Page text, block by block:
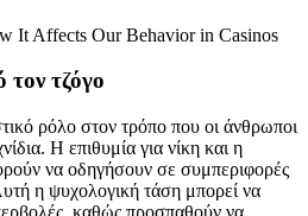
It Affects Our Behavior in Casinos
τζόγο
ρόλο στον τρόπο που οι άνθρωποι
Η επιθυμία για νίκη και η
να οδηγήσουν σε συμπεριφορές
η ψυχολογική τάση μπορεί να
καθώς προσπαθούν να